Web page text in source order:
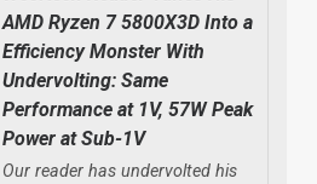
AMD Ryzen 7 5800X3D Into a
Efficiency Monster With
Undervolting: Same
Performance at 1V, 57W Peak
Power at Sub-1V
Our reader has undervolted his